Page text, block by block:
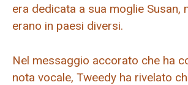
era dedicata a sua moglie Susan,
erano in paesi diversi.
Nel messaggio accorato che ha
nota vocale, Tweedy ha rivelato